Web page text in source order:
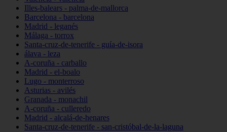
Illes-balears - palma-de-mallorca
Barcelona - barcelona
Madrid - leganés
Málaga - torrox
Santa-cruz-de-tenerife - guía-de-isora
álava - leza
A-coruña - carballo
Madrid - el-boalo
Lugo - monterroso
Asturias - avilés
Granada - monachil
A-coruña - culleredo
Madrid - alcalá-de-henares
Santa-cruz-de-tenerife - san-cristóbal-de-la-laguna